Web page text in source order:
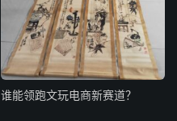
谁能领跑文玩电商新赛道？